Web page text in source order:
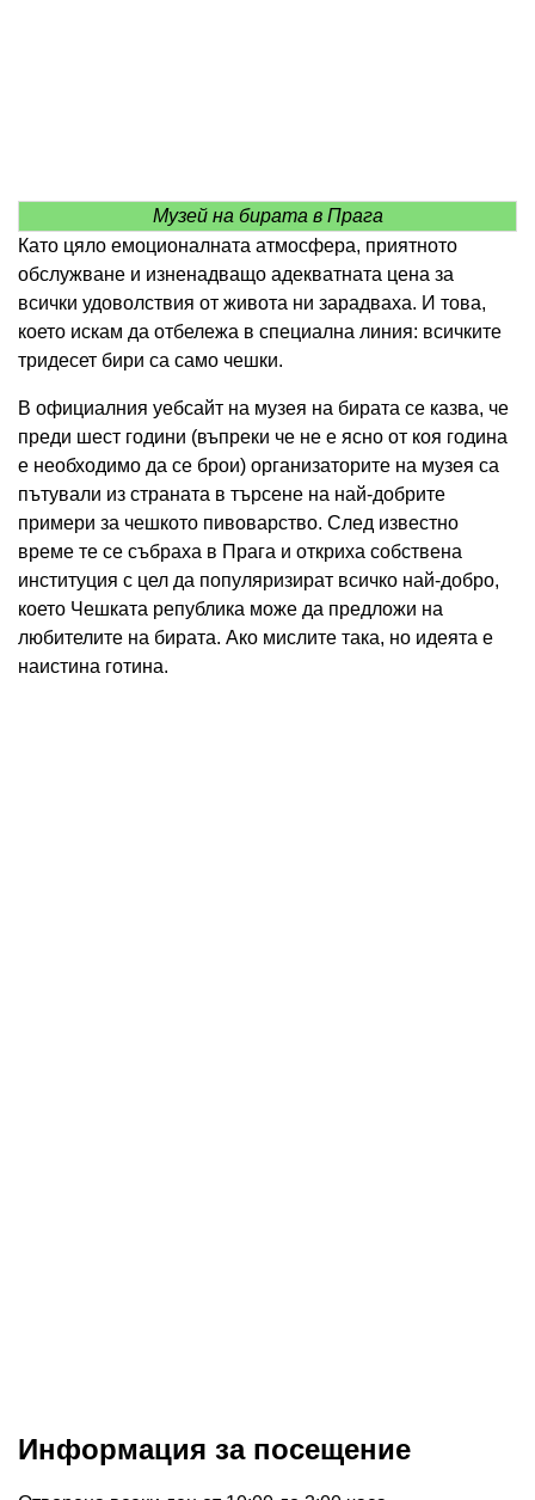
Музей на бирата в Прага
Като цяло емоционалната атмосфера, приятното
обслужване и изненадващо адекватната цена за
всички удоволствия от живота ни зарадваха. И това,
което искам да отбележа в специална линия: всичките
тридесет бири са само чешки.
В официалния уебсайт на музея на бирата се казва, че
преди шест години (въпреки че не е ясно от коя година
е необходимо да се брои) организаторите на музея са
пътували из страната в търсене на най-добрите
примери за чешкото пивоварство. След известно
време те се събраха в Прага и откриха собствена
институция с цел да популяризират всичко най-добро,
което Чешката република може да предложи на
любителите на бирата. Ако мислите така, но идеята е
наистина готина.
Информация за посещение